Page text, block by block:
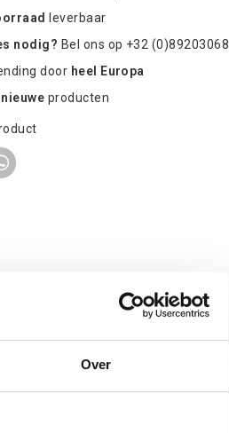
Over
leverbaar
nodig? Bel ons op +32 (0)89203068
door heel Europa
nieuwe producten